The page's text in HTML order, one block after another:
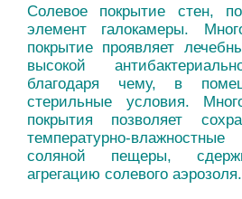
Солевое покрытие стен,
элемент галокамеры.
покрытие проявляет
высокой
благодаря чему, в
стерильные условия.
покрытия позволяет
температурно-
соляной пещеры,
агрегацию солевого аэрозоля.